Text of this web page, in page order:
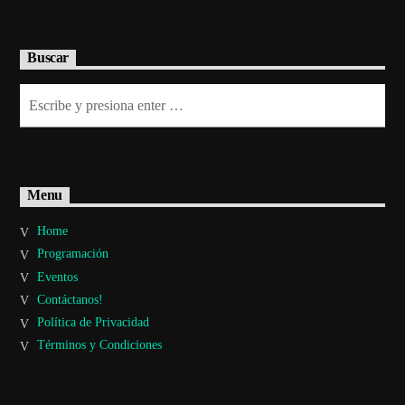
Buscar
Menu
Home
Programación
Eventos
Contáctanos!
Política de Privacidad
Términos y Condiciones